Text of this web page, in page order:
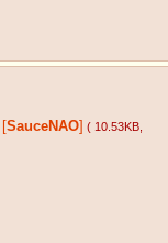
SauceNAO ( 10.53KB